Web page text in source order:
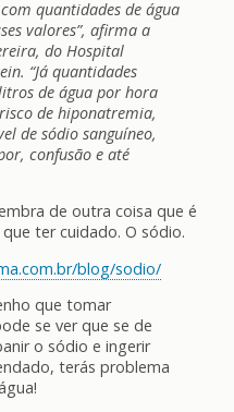
quantidades de água
valores”, afirma a
do Hospital
“Já quantidades
de água por hora
de hiponatremia,
de sódio sanguíneo,
confusão e até
de outra coisa que é
ter cuidado. O sódio.
blog/sodio/
que tomar
se ver que se de
o sódio e ingerir
terás problema